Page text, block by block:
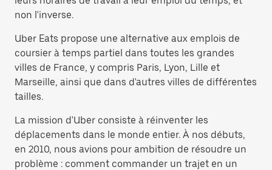
non l'inverse.
Uber Eats propose une alternative aux emplois de
coursier à temps partiel dans toutes les grandes
villes de France, y compris Paris, Lyon, Lille et
Marseille, ainsi que dans d'autres villes de différentes
tailles.
La mission d'Uber consiste à réinventer les
déplacements dans le monde entier. À nos débuts,
en 2010, nous avions pour ambition de résoudre un
problème : comment commander un trajet en un